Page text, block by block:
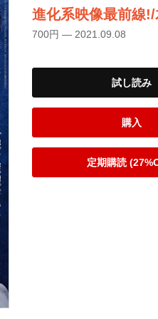
進化系映像最前線
700円 — 2021.09.08
試し読み
購入
定期購読